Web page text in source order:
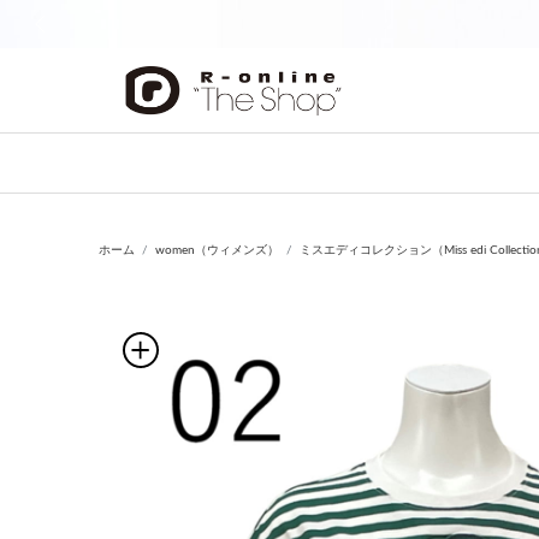
ホーム women（ウィメンズ） ミスエディコレクション（Miss edi